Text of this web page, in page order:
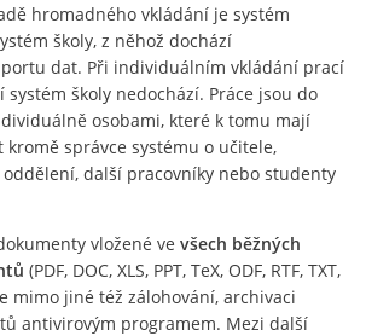
hromadného vkládání je systém
školy, z něhož dochází
dat. Při individuálním vkládání prací
školy nedochází. Práce jsou do
osobami, které k tomu mají
správce systému o učitele,
další pracovníky nebo studenty
vložené ve všech běžných
(PDF, DOC, XLS, PPT, TeX, ODF, RTF, TXT,
mimo jiné též zálohování, archivaci
antivirovým programem. Mezi další